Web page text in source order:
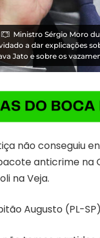
Ministro Sérgio Moro
a dar explicações
Jato e sobre os
não conseguiu
anticrime na
na Veja.
Augusto (PL-